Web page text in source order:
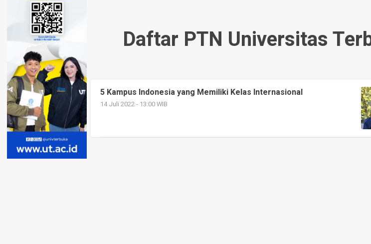
Daftar PTN Universitas
5 Kampus Indonesia yang Memiliki Kelas Internasional
14 Juli 2022 - 13:00 WIB